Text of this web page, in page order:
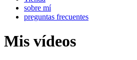
sobre mí
preguntas frecuentes
Mis vídeos